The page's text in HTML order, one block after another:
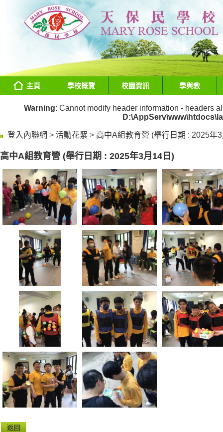
主頁 學校概覽 校園資訊 學與教
Warning: Cannot modify header information - headers
登入內聯網 > 活動花絮 > 高中A組教育營 (舉行日期 : 2025年
高中A組教育營 (舉行日期 : 2025年3月14日)